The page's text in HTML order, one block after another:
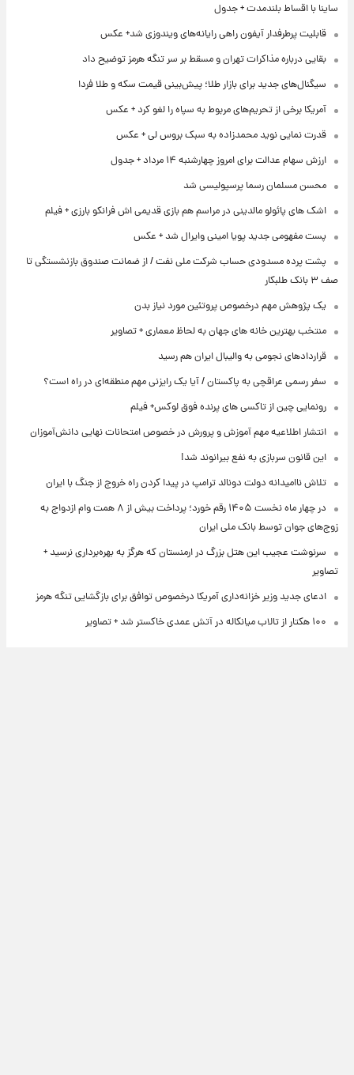
ساینا با اقساط بلندمدت + جدول
قابلیت پرطرفدار آیفون راهی رایانه‌های ویندوزی شد+ عکس
بقایی درباره مذاکرات تهران و مسقط بر سر تنگه هرمز توضیح داد
سیگنال‌های جدید برای بازار طلا؛ پیش‌بینی قیمت سکه و طلا فردا
آمریکا برخی از تحریم‌های مربوط به سپاه را لغو کرد + عکس
قدرت نمایی نوید محمدزاده به سبک بروس لی + عکس
ارزش سهام عدالت برای امروز چهارشنبه ۱۴ مرداد + جدول
محسن مسلمان رسما پرسپولیسی شد
اشک های پائولو مالدینی در مراسم هم بازی قدیمی اش فرانکو بارزی + فیلم
پست مفهومی جدید پویا امینی وایرال شد + عکس
پشت پرده‌ مسدودی حساب شرکت ملی نفت / از ضمانت صندوق بازنشستگی تا
صف ۳ بانک طلبکار
یک پژوهش مهم درخصوص پروتئین مورد نیاز بدن
منتخب بهترین خانه های جهان به لحاظ معماری + تصاویر
قراردادهای نجومی به والیبال ایران هم رسید
سفر رسمی عراقچی به پاکستان / آیا یک رایزنی مهم منطقه‌ای در راه است؟
رونمایی چین از تاکسی های پرنده فوق لوکس+ فیلم
انتشار اطلاعیه مهم آموزش و پرورش در خصوص امتحانات نهایی دانش‌آموزان
این قانون سربازی به نفع بیرانوند شد!
تلاش ناامیدانه‌ دولت دونالد ترامپ در پیدا کردن راه خروج از جنگ با ایران
در چهار ماه نخست ۱۴۰۵ رقم خورد؛ پرداخت بیش از ۸ همت وام ازدواج به
زوج‌های جوان توسط بانک ملی ایران
سرنوشت عجیب این هتل بزرگ در ارمنستان که هرگز به بهره‌برداری نرسید +
تصاویر
ادعای جدید وزیر خزانه‌داری آمریکا درخصوص توافق برای بازگشایی تنگه هرمز
۱۰۰ هکتار از تالاب میانکاله در آتش عمدی خاکستر شد + تصاویر